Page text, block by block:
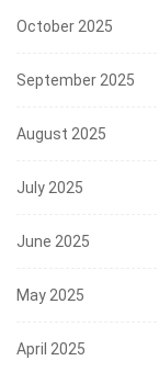
October 2025
September 2025
August 2025
July 2025
June 2025
May 2025
April 2025